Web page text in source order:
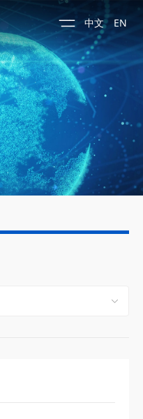
中文 EN